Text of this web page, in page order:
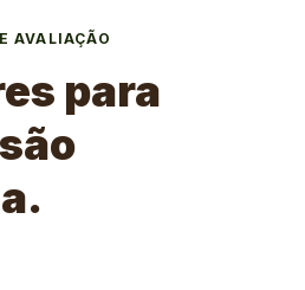
AVALIAÇÃO
para